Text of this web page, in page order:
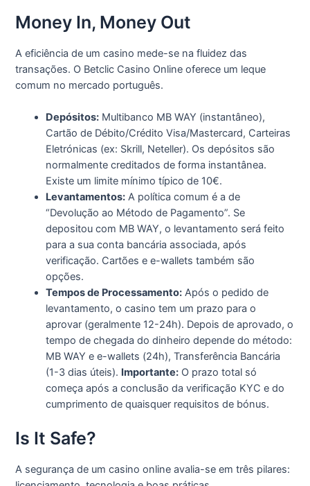
Money In, Money Out
A eficiência de um casino mede-se na fluidez das
transações. O Betclic Casino Online oferece um leque
comum no mercado português.
Depósitos: Multibanco MB WAY (instantâneo),
Cartão de Débito/Crédito Visa/Mastercard, Carteiras
Eletrónicas (ex: Skrill, Neteller). Os depósitos são
normalmente creditados de forma instantânea.
Existe um limite mínimo típico de 10€.
Levantamentos: A política comum é a de
“Devolução ao Método de Pagamento”. Se
depositou com MB WAY, o levantamento será feito
para a sua conta bancária associada, após
verificação. Cartões e e-wallets também são
opções.
Tempos de Processamento: Após o pedido de
levantamento, o casino tem um prazo para o
aprovar (geralmente 12-24h). Depois de aprovado, o
tempo de chegada do dinheiro depende do método:
MB WAY e e-wallets (24h), Transferência Bancária
(1-3 dias úteis). Importante: O prazo total só
começa após a conclusão da verificação KYC e do
cumprimento de quaisquer requisitos de bónus.
Is It Safe?
A segurança de um casino online avalia-se em três pilares: